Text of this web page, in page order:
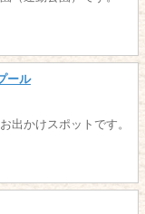
ール
出かけスポットです。